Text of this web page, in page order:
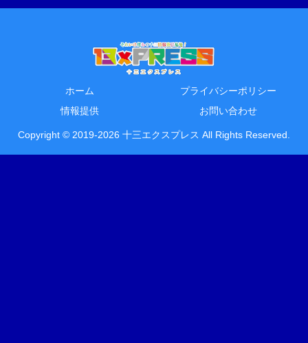
ホーム
プライバシーポリシー
情報提供
お問い合わせ
Copyright © 2019-2026 十三エクスプレス All Rights Reserved.